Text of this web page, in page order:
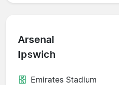
Arsenal
Ipswich
Emirates Stadium